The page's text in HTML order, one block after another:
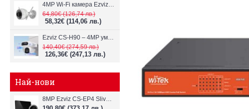
4MP Wi-Fi камерa Ezviz CS-H3c с микрофон и говорител
64,80€(126,74 лв.)
58,32€ (114,06 лв.)
Ezviz CS-H90 – 4MP умна Wi-Fi камера, два обектива и цветен нощен
140,40€(274,59 лв.)
126,36€ (247,13 лв.)
Най-нови
8MP Ezviz CS-EP4 Sliver Wi-Fi видеодомофон